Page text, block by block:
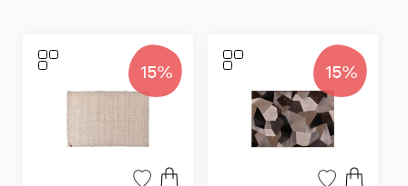
15% 15%